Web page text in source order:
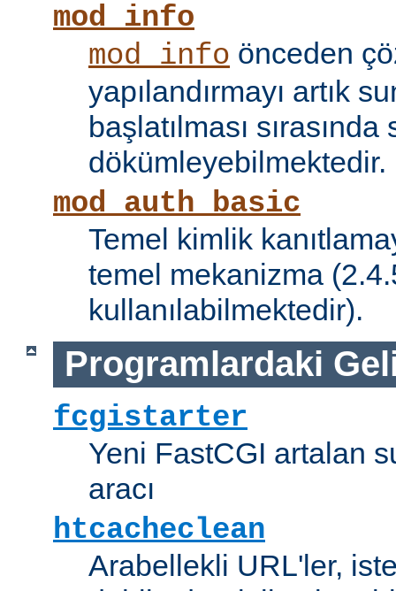
mod_info
mod_info önceden
yapılandırmayı artık
başlatılması sırasında
dökümleyebilmektedir.
mod_auth_basic
Temel kimlik
temel mekanizma
kullanılabilmektedir).
Programlardaki
fcgistarter
Yeni FastCGI artalan
aracı
htcacheclean
Arabellekli URL'ler,